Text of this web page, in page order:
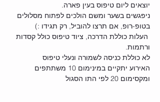
יוצאים ליום טיפוס בעין פארה.
ניפגשים בשער ומשם הולכים לפתוח מסלולים
בטופ-רופ, אם תרצו להוביל, רק תגידו :)
העלות כוללת הדרכה, ציוד טיפוס כולל קסדות
ורתמות.
לא כוללת כניסה לשמורה ונעלי טיפוס
האירוע יתקיים במינימום 10 משתתפים
ומקסימום 20 לפי התו הסגול